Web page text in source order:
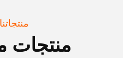
منتجاتنا
منتجات